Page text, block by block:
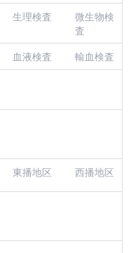
生理検査
微生物検
査
血液検査
輸血検査
東播地区 西播地区